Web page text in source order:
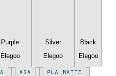
Purple
Elegoo
Silver
Elegoo
Black
Elegoo
ASA PLA MATTE